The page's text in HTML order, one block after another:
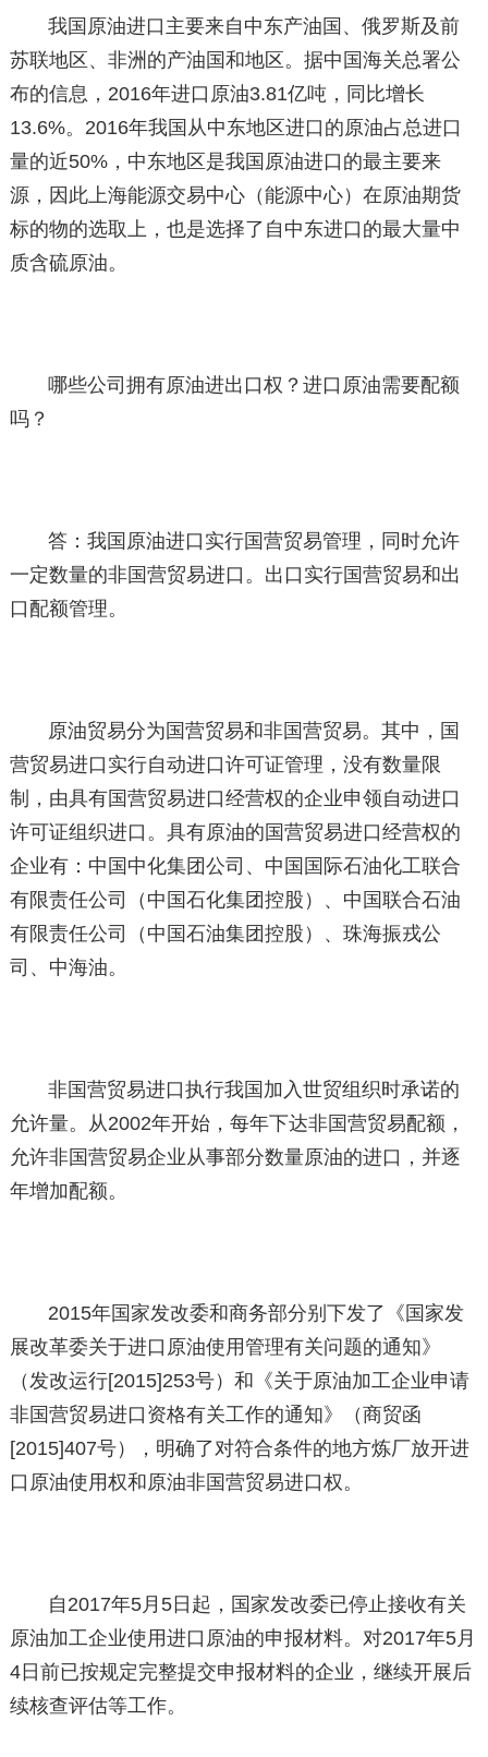
我国原油进口主要来自中东产油国、俄罗斯及前
苏联地区、非洲的产油国和地区。据中国海关总署公
布的信息，2016年进口原油3.81亿吨，同比增长
13.6%。2016年我国从中东地区进口的原油占总进口
量的近50%，中东地区是我国原油进口的最主要来
源，因此上海能源交易中心（能源中心）在原油期货
标的物的选取上，也是选择了自中东进口的最大量中
质含硫原油。
哪些公司拥有原油进出口权？进口原油需要配额
吗？
答：我国原油进口实行国营贸易管理，同时允许
一定数量的非国营贸易进口。出口实行国营贸易和出
口配额管理。
原油贸易分为国营贸易和非国营贸易。其中，国
营贸易进口实行自动进口许可证管理，没有数量限
制，由具有国营贸易进口经营权的企业申领自动进口
许可证组织进口。具有原油的国营贸易进口经营权的
企业有：中国中化集团公司、中国国际石油化工联合
有限责任公司（中国石化集团控股）、中国联合石油
有限责任公司（中国石油集团控股）、珠海振戎公
司、中海油。
非国营贸易进口执行我国加入世贸组织时承诺的
允许量。从2002年开始，每年下达非国营贸易配额，
允许非国营贸易企业从事部分数量原油的进口，并逐
年增加配额。
2015年国家发改委和商务部分别下发了《国家发
展改革委关于进口原油使用管理有关问题的通知》
（发改运行[2015]253号）和《关于原油加工企业申请
非国营贸易进口资格有关工作的通知》（商贸函
[2015]407号），明确了对符合条件的地方炼厂放开进
口原油使用权和原油非国营贸易进口权。
自2017年5月5日起，国家发改委已停止接收有关
原油加工企业使用进口原油的申报材料。对2017年5月
4日前已按规定完整提交申报材料的企业，继续开展后
续核查评估等工作。